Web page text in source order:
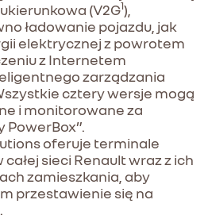
(V2G1),
ładowanie pojazdu, jak
elektrycznej z powrotem
z Internetem
zarządzania
cztery wersje mogą
i monitorowane za
PowerBox”.
oferuje terminale
sieci Renault wraz z ich
zamieszkania, aby
przestawienie się na